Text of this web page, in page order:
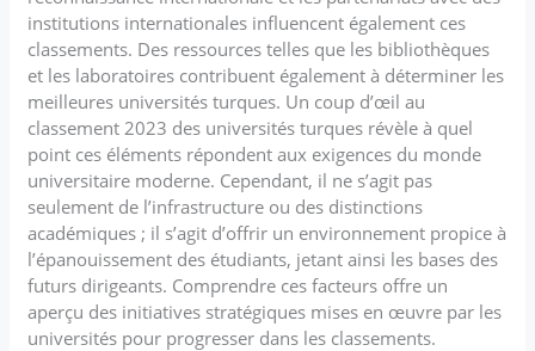
institutions internationales influencent également ces
classements. Des ressources telles que les bibliothèques
et les laboratoires contribuent également à déterminer les
meilleures universités turques. Un coup d’œil au
classement 2023 des universités turques révèle à quel
point ces éléments répondent aux exigences du monde
universitaire moderne. Cependant, il ne s’agit pas
seulement de l’infrastructure ou des distinctions
académiques ; il s’agit d’offrir un environnement propice à
l’épanouissement des étudiants, jetant ainsi les bases des
futurs dirigeants. Comprendre ces facteurs offre un
aperçu des initiatives stratégiques mises en œuvre par les
universités pour progresser dans les classements.